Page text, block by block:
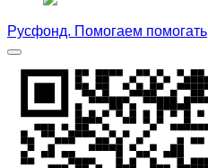
Русфонд. Помогаем помогать